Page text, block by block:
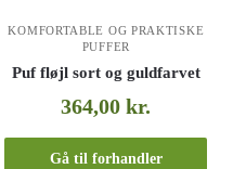
KOMFORTABLE OG PRAKTISKE
PUFFER
Puf fløjl sort og guldfarvet
364,00kr.
Gå til forhandler